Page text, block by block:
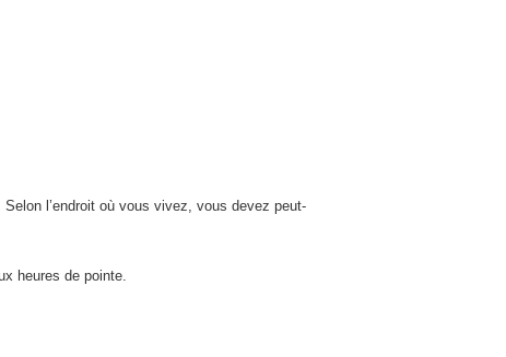
l’endroit où vous vivez, vous devez peut-
heures de pointe.